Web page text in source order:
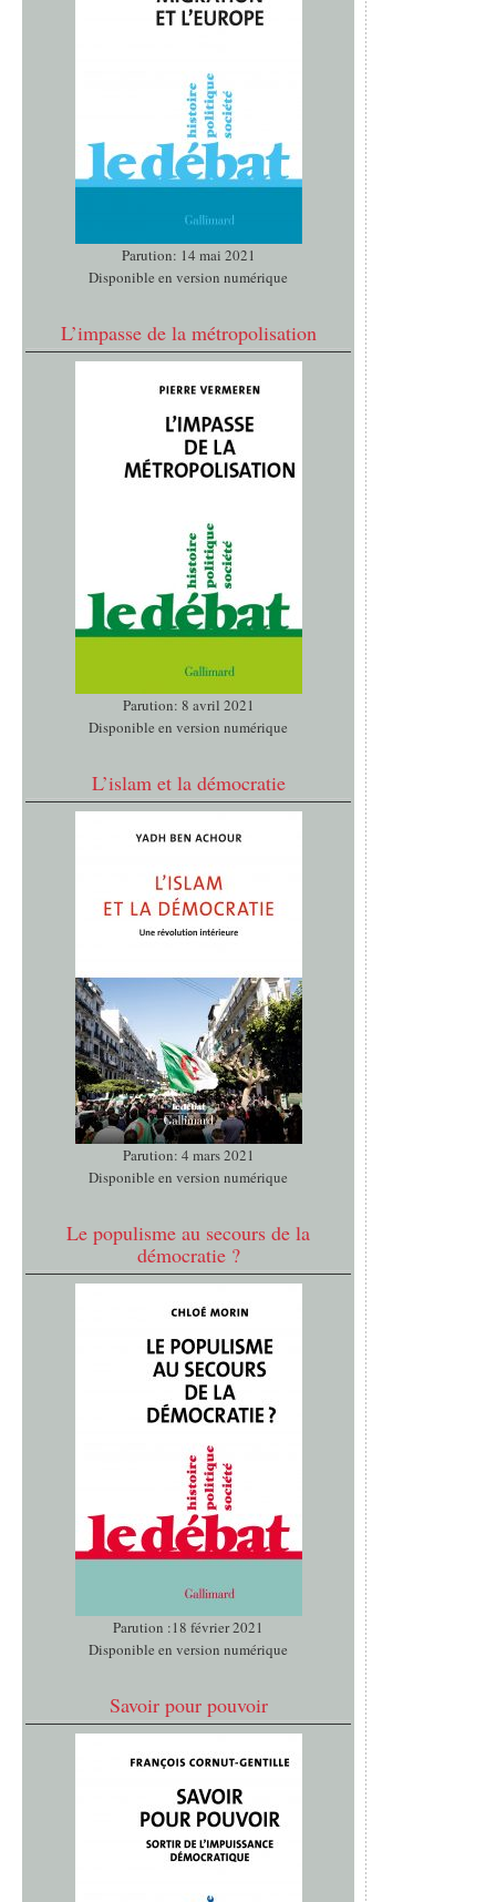
Parution: 14 mai 2021
Disponible en version numérique
L’impasse de la métropolisation
Parution: 8 avril 2021
Disponible en version numérique
L’islam et la démocratie
Parution: 4 mars 2021
Disponible en version numérique
Le populisme au secours de la
démocratie ?
Parution :18 février 2021
Disponible en version numérique
Savoir pour pouvoir